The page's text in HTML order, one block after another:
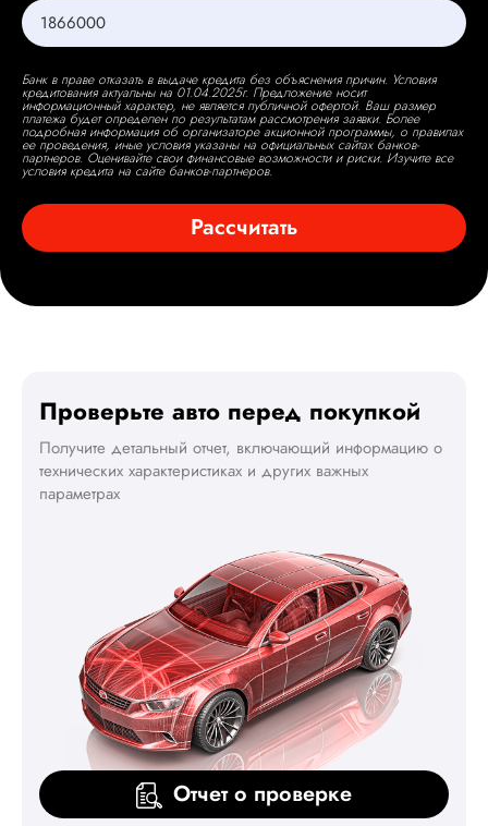
Банк в праве отказать в выдаче кредита без объяснения причин. Условия
кредитования актуальны на 01.04.2025г. Предложение носит
информационный характер, не является публичной офертой. Ваш размер
платежа будет определен по результатам рассмотрения заявки. Более
подробная информация об организаторе акционной программы, о правилах
ее проведения, иные условия указаны на официальных сайтах банков-
партнеров. Оценивайте свои финансовые возможности и риски. Изучите все
условия кредита на сайте банков-партнеров.
Рассчитать
Проверьте авто перед покупкой
Получите детальный отчет, включающий информацию о
технических характеристиках и других важных
параметрах
Отчет о проверке